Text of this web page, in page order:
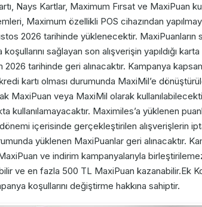
Nays Kartlar, Maximum Fırsat ve MaxiPuan
Maximum özellikli POS cihazından
2026 tarihinde yüklenecektir.
sağlayan son alışverişin yapıldığı
2026 tarihinde geri alınacaktır. Kampanya
kartı olması durumunda MaxiMil’e
MaxiPuan veya MaxiMil olarak
kullanılamayacaktır. Maximiles’a yüklenen
içerisinde gerçekleştirilen alışverişlerin
yüklenen MaxiPuanlar geri alınacaktır.
ve indirim kampanyalarıyla
ve en fazla 500 TL MaxiPuan kazanabilir.Ek
koşullarını değiştirme hakkına sahiptir.